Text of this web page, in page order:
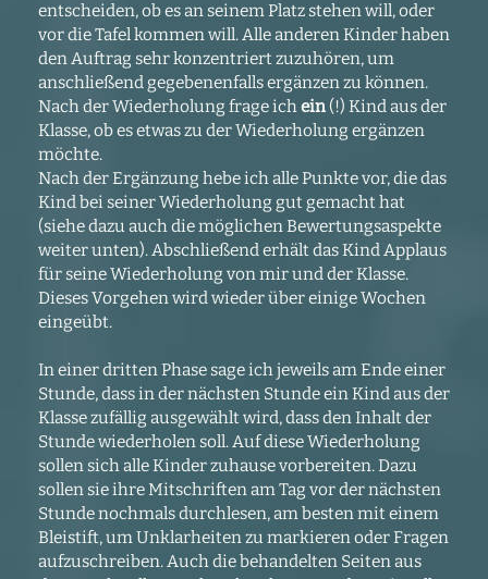
entscheiden, ob es an seinem Platz stehen will, oder
vor die Tafel kommen will. Alle anderen Kinder haben
den Auftrag sehr konzentriert zuzuhören, um
anschließend gegebenenfalls ergänzen zu können.
Nach der Wiederholung frage ichein(!) Kind aus der
Klasse, ob es etwas zu der Wiederholung ergänzen
möchte.
Nach der Ergänzung hebe ich alle Punkte vor, die das
Kind bei seiner Wiederholung gut gemacht hat
(siehe dazu auch die möglichen Bewertungsaspekte
weiter unten). Abschließend erhält das Kind Applaus
für seine Wiederholung von mir und der Klasse.
Dieses Vorgehen wird wieder über einige Wochen
eingeübt.
In einer dritten Phase sage ich jeweils am Ende einer
Stunde, dass in der nächsten Stunde ein Kind aus der
Klasse zufällig ausgewählt wird, dass den Inhalt der
Stunde wiederholen soll. Auf diese Wiederholung
sollen sich alle Kinder zuhause vorbereiten. Dazu
sollen sie ihre Mitschriften am Tag vor der nächsten
Stunde nochmals durchlesen, am besten mit einem
Bleistift, um Unklarheiten zu markieren oder Fragen
aufzuschreiben. Auch die behandelten Seiten aus